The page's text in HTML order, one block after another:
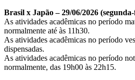
Brasil x Japão – 29/06/2026
As atividades acadêmicas no período
normalmente até às 11h30.
As atividades acadêmicas no período
dispensadas.
As atividades acadêmicas no período
normalmente, das 19h00 às 22h15.